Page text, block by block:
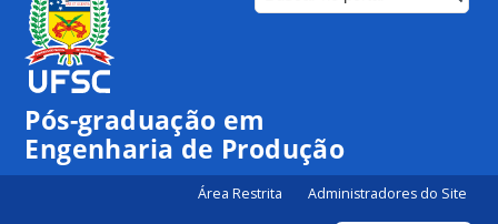
Pós-graduação em
Engenharia de Produção
Área Restrita Administradores do Site